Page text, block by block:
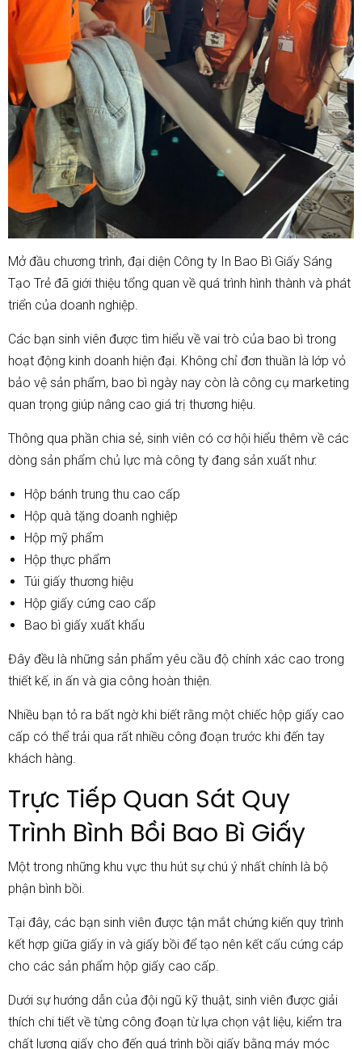
Mở đầu chương trình, đại diện Công ty In Bao Bì Giấy Sáng
Tạo Trẻ đã giới thiệu tổng quan về quá trình hình thành và phát
triển của doanh nghiệp.
Các bạn sinh viên được tìm hiểu về vai trò của bao bì trong
hoạt động kinh doanh hiện đại. Không chỉ đơn thuần là lớp vỏ
bảo vệ sản phẩm, bao bì ngày nay còn là công cụ marketing
quan trọng giúp nâng cao giá trị thương hiệu.
Thông qua phần chia sẻ, sinh viên có cơ hội hiểu thêm về các
dòng sản phẩm chủ lực mà công ty đang sản xuất như:
Hộp bánh trung thu cao cấp
Hộp quà tặng doanh nghiệp
Hộp mỹ phẩm
Hộp thực phẩm
Túi giấy thương hiệu
Hộp giấy cứng cao cấp
Bao bì giấy xuất khẩu
Đây đều là những sản phẩm yêu cầu độ chính xác cao trong
thiết kế, in ấn và gia công hoàn thiện.
Nhiều bạn tỏ ra bất ngờ khi biết rằng một chiếc hộp giấy cao
cấp có thể trải qua rất nhiều công đoạn trước khi đến tay
khách hàng.
Trực Tiếp Quan Sát Quy
Trình Bình Bồi Bao Bì Giấy
Một trong những khu vực thu hút sự chú ý nhất chính là bộ
phận bình bồi.
Tại đây, các bạn sinh viên được tận mắt chứng kiến quy trình
kết hợp giữa giấy in và giấy bồi để tạo nên kết cấu cứng cáp
cho các sản phẩm hộp giấy cao cấp.
Dưới sự hướng dẫn của đội ngũ kỹ thuật, sinh viên được giải
thích chi tiết về từng công đoạn từ lựa chọn vật liệu, kiểm tra
chất lượng giấy cho đến quá trình bồi giấy bằng máy móc